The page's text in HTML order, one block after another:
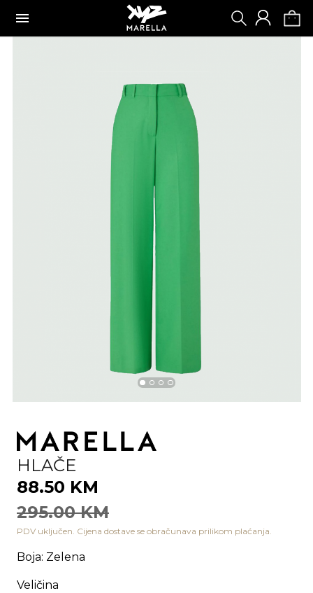
HLAČE
88.50 KM
295.00 KM
PDV uključen. Cijena dostave se obračunava prilikom plaćanja.
Boja: Zelena
Veličina